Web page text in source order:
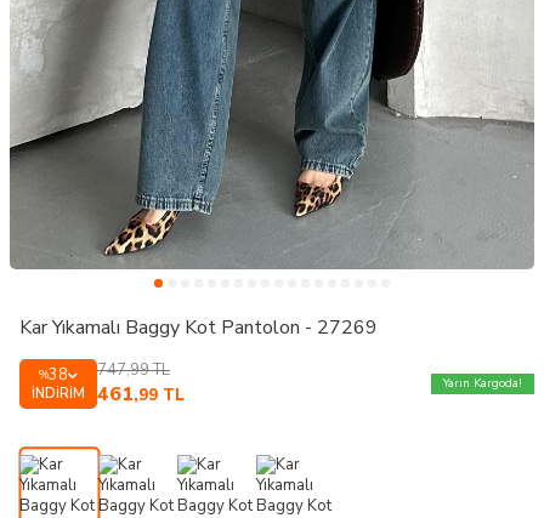
Kar Yıkamalı Baggy Kot Pantolon - 27269
%38
İNDIRIM
747,99TL
461,99 TL
Yarın Kargoda!